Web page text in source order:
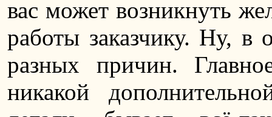
вас может возникнуть
работы заказчику. Ну,
разных причин.
никакой